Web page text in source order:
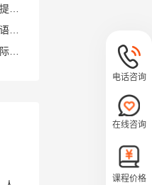
VIPKID 如何通过餐厅点餐教学提升少儿英语应用能力？
VIPKID 如何用酒店场景革新英语教学？
VIPKID 如何用英语日记培养国际化人才？
电话咨询
在线咨询
课程价格